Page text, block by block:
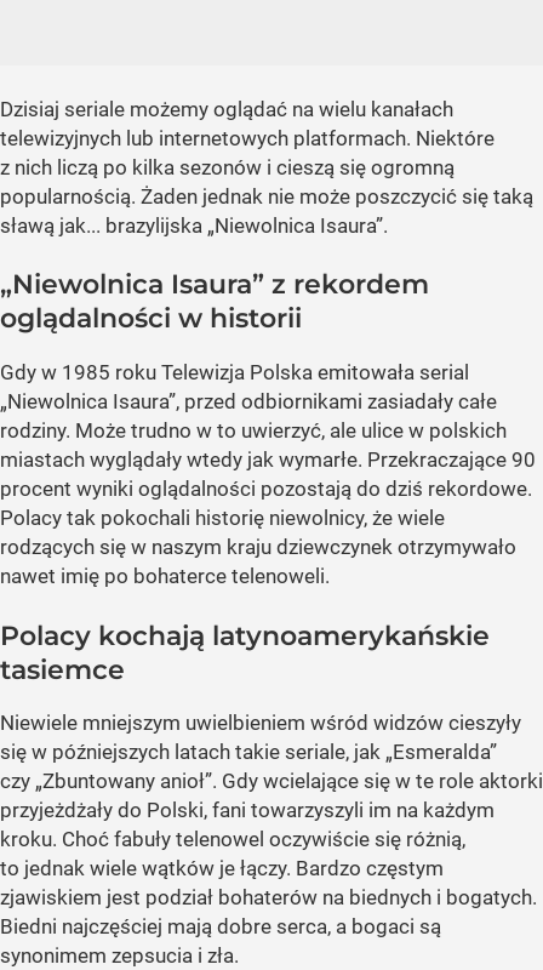
Dzisiaj seriale możemy oglądać na wielu kanałach
telewizyjnych lub internetowych platformach. Niektóre
z nich liczą po kilka sezonów i cieszą się ogromną
popularnością. Żaden jednak nie może poszczycić się taką
sławą jak... brazylijska „Niewolnica Isaura”.
„Niewolnica Isaura” z rekordem
oglądalności w historii
Gdy w 1985 roku Telewizja Polska emitowała serial
„Niewolnica Isaura”, przed odbiornikami zasiadały całe
rodziny. Może trudno w to uwierzyć, ale ulice w polskich
miastach wyglądały wtedy jak wymarłe. Przekraczające 90
procent wyniki oglądalności pozostają do dziś rekordowe.
Polacy tak pokochali historię niewolnicy, że wiele
rodzących się w naszym kraju dziewczynek otrzymywało
nawet imię po bohaterce telenoweli.
Polacy kochają latynoamerykańskie
tasiemce
Niewiele mniejszym uwielbieniem wśród widzów cieszyły
się w późniejszych latach takie seriale, jak „Esmeralda”
czy „Zbuntowany anioł”. Gdy wcielające się w te role aktorki
przyjeżdżały do Polski, fani towarzyszyli im na każdym
kroku. Choć fabuły telenowel oczywiście się różnią,
to jednak wiele wątków je łączy. Bardzo częstym
zjawiskiem jest podział bohaterów na biednych i bogatych.
Biedni najczęściej mają dobre serca, a bogaci są
synonimem zepsucia i zła.